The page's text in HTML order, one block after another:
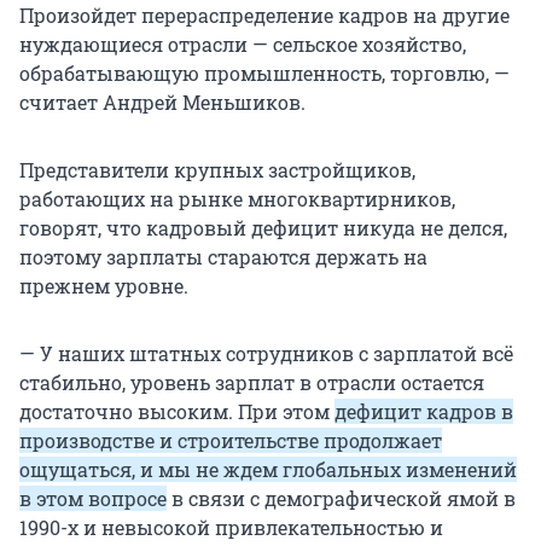
Произойдет перераспределение кадров на другие
нуждающиеся отрасли — сельское хозяйство,
обрабатывающую промышленность, торговлю, —
считает Андрей Меньшиков.
Представители крупных застройщиков,
работающих на рынке многоквартирников,
говорят, что кадровый дефицит никуда не делся,
поэтому зарплаты стараются держать на
прежнем уровне.
— У наших штатных сотрудников с зарплатой всё
стабильно, уровень зарплат в отрасли остается
достаточно высоким. При этом дефицит кадров в
производстве и строительстве продолжает
ощущаться, и мы не ждем глобальных изменений
в этом вопросев связи с демографической ямой в
1990-х и невысокой привлекательностью и